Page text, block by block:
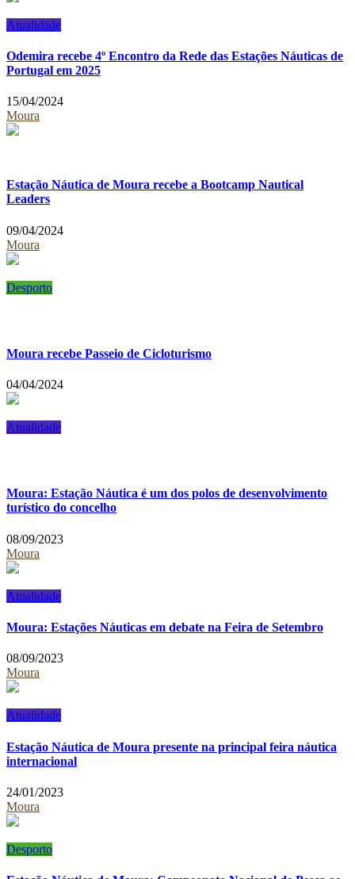
Atualidade
Odemira recebe 4º Encontro da Rede das Estações Náuticas de
Portugal em 2025
15/04/2024
Moura
Estação Náutica de Moura recebe a Bootcamp Nautical
Leaders
09/04/2024
Moura
Desporto
Moura recebe Passeio de Cicloturismo
04/04/2024
Atualidade
Moura: Estação Náutica é um dos polos de desenvolvimento
turístico do concelho
08/09/2023
Moura
Atualidade
Moura: Estações Náuticas em debate na Feira de Setembro
08/09/2023
Moura
Atualidade
Estação Náutica de Moura presente na principal feira náutica
internacional
24/01/2023
Moura
Desporto